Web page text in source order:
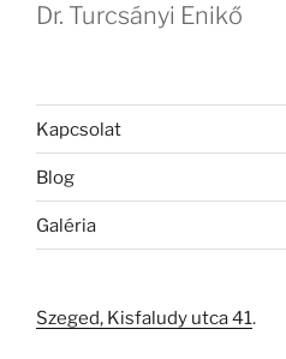
Dr. Turcsányi Enikő
Kapcsolat
Blog
Galéria
Szeged, Kisfaludy utca 41.